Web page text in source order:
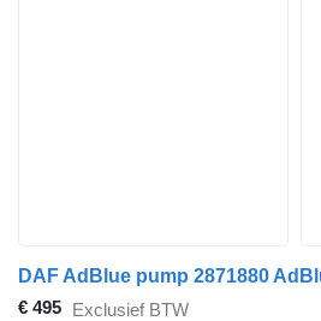
€ 495 Exclusief BTW